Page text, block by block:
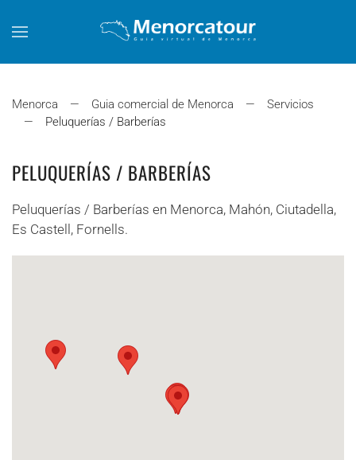
Skip to main content
Menorca Guia comercial de Menorca
Servicios
Peluquerías / Barberías
PELUQUERÍAS / BARBERÍAS
Peluquerías / Barberías en Menorca, Mahón, Ciutadella,
Es Castell, Fornells.